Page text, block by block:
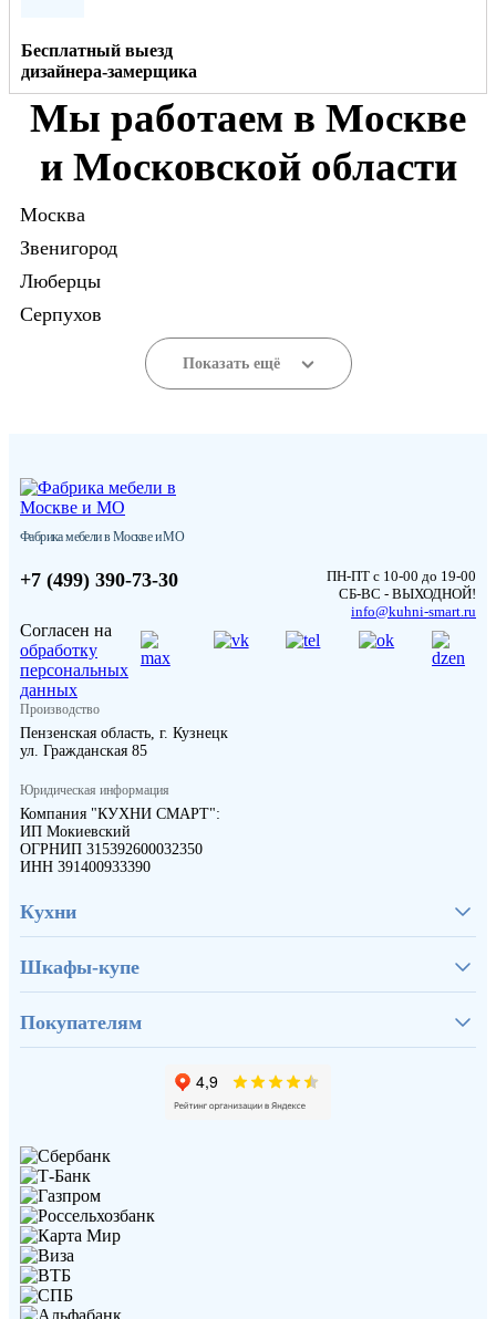
Бесплатный выезд
дизайнера-замерщика
Мы работаем в Москве
и Московской области
Москва
Звенигород
Люберцы
Серпухов
Показать ещё
Фабрика мебели в Москве и МО
+7 (499) 390-73-30
ПН-ПТ с 10-00 до 19-00
СБ-ВС - ВЫХОДНОЙ!
info@kuhni-smart.ru
Согласен на
обработку
персональных
данных
Производство
Пензенская область, г. Кузнецк
ул. Гражданская 85
Юридическая информация
Компания "КУХНИ СМАРТ":
ИП Мокиевский
ОГРНИП 315392600032350
ИНН 391400933390
Кухни
Шкафы-купе
Покупателям